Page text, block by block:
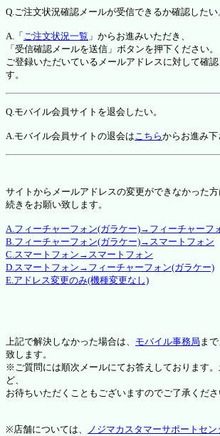
Q.ご注文状況確認メールが受信できるか確認したい
A.「 ご注文状況一覧 」からお進みいただき、
「受信確認メールを送信」ボタンを押下ください。
ご登録いただいているメールアドレスに対して確
す。
Q.モバイル会員サイトを退会したい。
A.モバイル会員サイトの退会はこちらからお進み下
サイトからメールアドレスの変更ができなかった
続きをお願い致します。
A.フィーチャーフォン(ガラケー)→フィーチャーフ
B.フィーチャーフォン(ガラケー)→スマートフォン
C.スマートフォン→スマートフォン
D.スマートフォン→フィーチャーフォン(ガラケー)
E.アドレス変更のみ(機種変更なし)
上記で解決しなかった場合は、 モバイル事務局 ま
致します。
※ご質問には順次メールにてお答えしております
ど、
お待ちいただくこともございますのでご了承くださ
※店舗については、 ノジマカスタマーサポートセン